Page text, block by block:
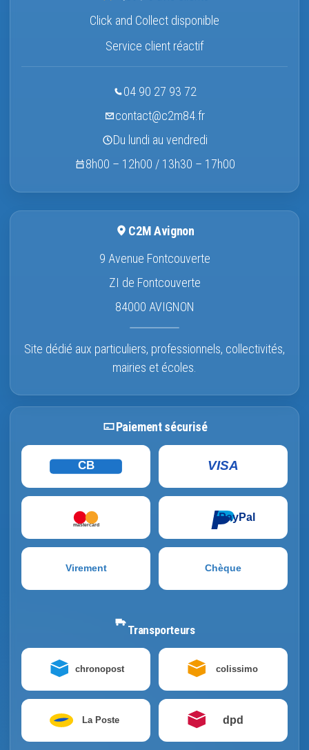
Click and Collect disponible
Service client réactif
04 90 27 93 72
contact@c2m84.fr
Du lundi au vendredi
8h00 – 12h00 / 13h30 – 17h00
C2M Avignon
9 Avenue Fontcouverte
ZI de Fontcouverte
84000 AVIGNON
Site dédié aux particuliers, professionnels, collectivités,
mairies et écoles.
Paiement sécurisé
CB VISA
mastercard
PayPal
Virement Chèque
Transporteurs
chronopost colissimo
La Poste dpd